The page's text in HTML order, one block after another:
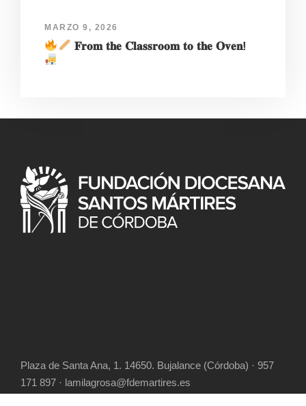
MARZO 9, 2026
𝐅𝐫𝐨𝐦 𝐭𝐡𝐞 𝐂𝐥𝐚𝐬𝐬𝐫𝐨𝐨𝐦 𝐭𝐨 𝐭𝐡𝐞 𝐎𝐯𝐞𝐧!
Plaza de Santa Ana, 1. 14650. Bujalance (Córdoba) · 957
171 897 · lamilagrosa@fdemartires.es